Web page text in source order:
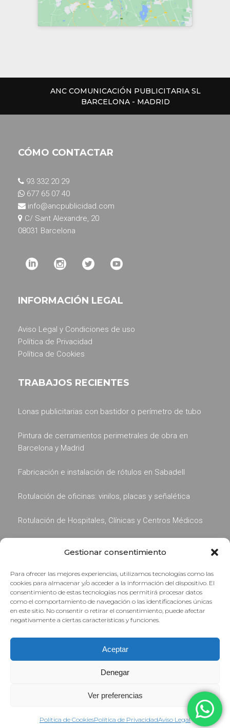
Gestionar consentimiento
Para ofrecer las mejores experiencias, utilizamos tecnologías como las
cookies para almacenar y/o acceder a la información del dispositivo. El
consentimiento de estas tecnologías nos permitirá procesar datos
como el comportamiento de navegación o las identificaciones únicas
en este sitio. No consentir o retirar el consentimiento, puede afectar
negativamente a ciertas características y funciones.
Aceptar
Denegar
Ver preferencias
Política de CookiesPolítica de PrivacidadAviso Legal
ANC COMUNICACIÓN PUBLICITARIA SL
BARCELONA - MADRID
CÓMO CONTACTAR
93 332 20 29
677 65 07 40
info@ancpublicidad.com
C/ Sant Alexandre, 20
08031 Barcelona
INFORMACIÓN LEGAL
Aviso Legal y Condiciones de uso
Política de Privacidad
Política de Cookies
TRABAJOS RECIENTES
Lonas publicitarias con bastidor o perímetro de tubo
Pintura de cerramientos perimetrales de obra en
Barcelona y Madrid
Fabricación e instalación de rótulos en Sabadell
Rotulación de oficinas: vinilos, placas y señalética
Rotulación de Hospitales, Clínicas y Centros Médicos
experiencia de 40 años
Agencia de Publicidad familiar en Barcelona,
especialistas desde 1987 en publicidad exterior,